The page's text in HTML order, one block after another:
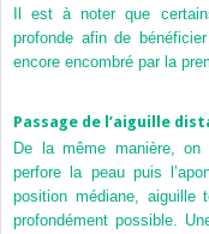
Il est à noter que
profonde afin de
encore encombré par la
Passage de l’aiguille
De la même manière,
perfore la peau puis
position médiane, aiguille
profondément possible.